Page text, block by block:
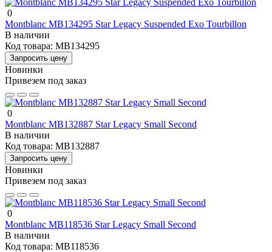
0
Montblanc MB134295 Star Legacy Suspended Exo Tourbillon
В наличии
Код товара: MB134295
Запросить цену
Новинки
Привезем под заказ
0
Montblanc MB132887 Star Legacy Small Second
В наличии
Код товара: MB132887
Запросить цену
Новинки
Привезем под заказ
0
Montblanc MB118536 Star Legacy Small Second
В наличии
Код товара: MB118536